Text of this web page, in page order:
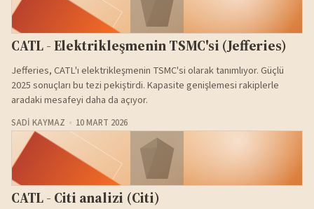
CATL - Elektrikleşmenin TSMC'si (Jefferies)
Jefferies, CATL'ı elektrikleşmenin TSMC'si olarak tanımlıyor. Güçlü
2025 sonuçları bu tezi pekiştirdi. Kapasite genişlemesi rakiplerle
aradaki mesafeyi daha da açıyor.
SADI KAYMAZ 10 MART 2026
CATL - Citi analizi (Citi)